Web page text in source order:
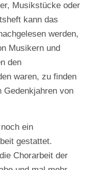
Musikstücke oder
kann das
werden,
Musikern und
den
waren, zu finden
von
ein
gestattet.
Chorarbeit der